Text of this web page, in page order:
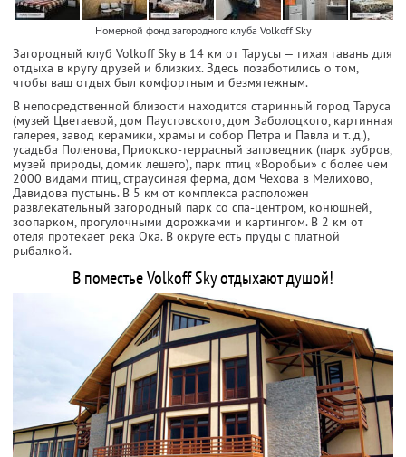
Номерной фонд загородного клуба Volkoff Sky
Загородный клуб Volkoff Sky в 14 км от Тарусы — тихая гавань для
отдыха в кругу друзей и близких. Здесь позаботились о том,
чтобы ваш отдых был комфортным и безмятежным.
В непосредственной близости находится старинный город Таруса
(музей Цветаевой, дом Паустовского, дом Заболоцкого, картинная
галерея, завод керамики, храмы и собор Петра и Павла и т. д.),
усадьба Поленова, Приокско-террасный заповедник (парк зубров,
музей природы, домик лешего), парк птиц «Воробьи» с более чем
2000 видами птиц, страусиная ферма, дом Чехова в Мелихово,
Давидова пустынь. В 5 км от комплекса расположен
развлекательный загородный парк со спа-центром, конюшней,
зоопарком, прогулочными дорожками и картингом. В 2 км от
отеля протекает река Ока. В округе есть пруды с платной
рыбалкой.
В поместье Volkoff Sky отдыхают душой!